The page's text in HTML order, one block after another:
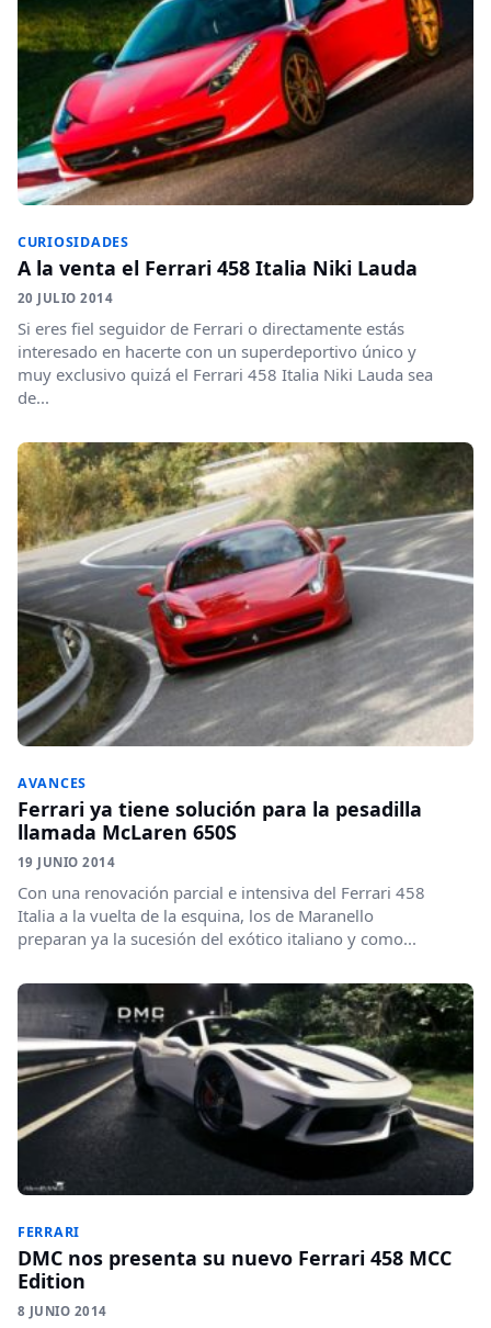
CURIOSIDADES
A la venta el Ferrari 458 Italia Niki Lauda
20 JULIO 2014
Si eres fiel seguidor de Ferrari o directamente estás
interesado en hacerte con un superdeportivo único y
muy exclusivo quizá el Ferrari 458 Italia Niki Lauda sea
de...
AVANCES
Ferrari ya tiene solución para la pesadilla
llamada McLaren 650S
19 JUNIO 2014
Con una renovación parcial e intensiva del Ferrari 458
Italia a la vuelta de la esquina, los de Maranello
preparan ya la sucesión del exótico italiano y como...
FERRARI
DMC nos presenta su nuevo Ferrari 458 MCC
Edition
8 JUNIO 2014